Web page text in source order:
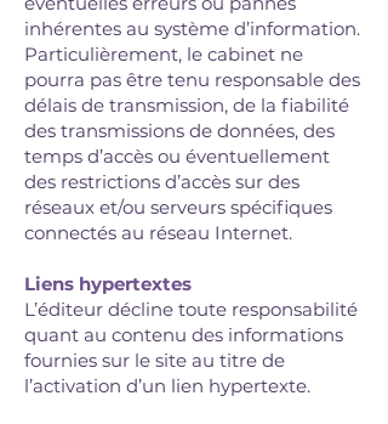
inhérentes au système d’information.
Particulièrement, le cabinet ne
pourra pas être tenu responsable des
délais de transmission, de la fiabilité
des transmissions de données, des
temps d’accès ou éventuellement
des restrictions d’accès sur des
réseaux et/ou serveurs spécifiques
connectés au réseau Internet.
Liens hypertextes
L’éditeur décline toute responsabilité
quant au contenu des informations
fournies sur le site au titre de
l’activation d’un lien hypertexte.